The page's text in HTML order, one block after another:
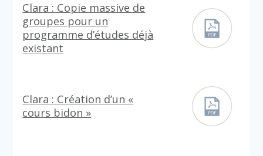
Clara : Copie massive de
groupes pour un
programme d’études déjà
existant
Clara : Création d’un «
cours bidon »